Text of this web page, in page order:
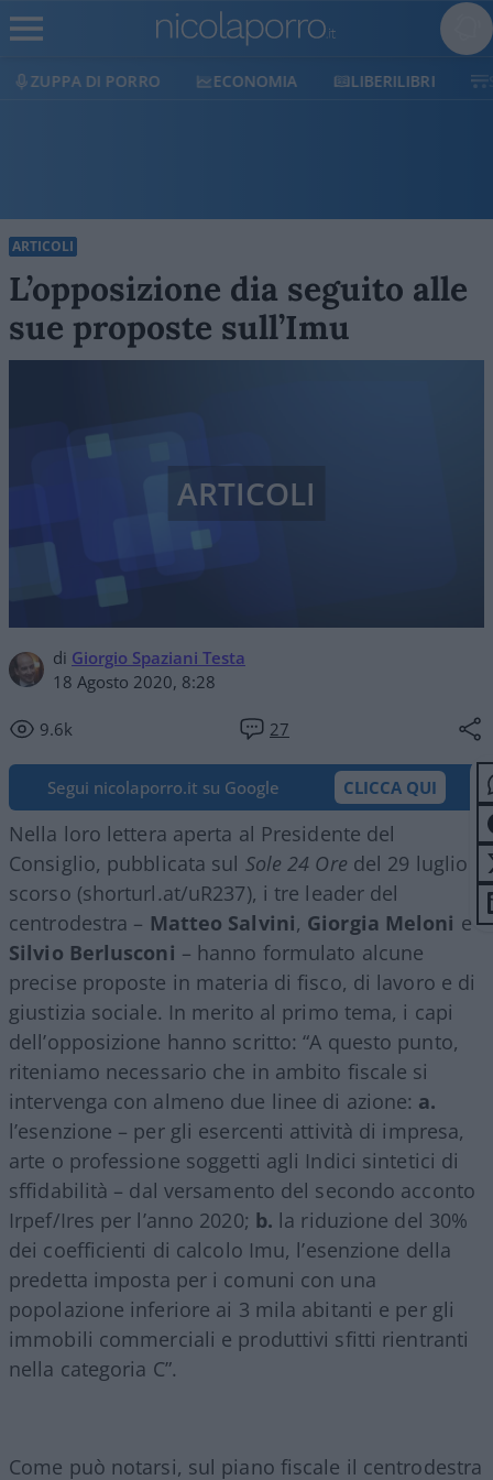
ECONOMIA LIBERILIBRI SHOP SOSTIENICI
ARTICOLI
L’opposizione dia seguito alle
sue proposte sull’Imu
di Giorgio Spaziani Testa
18 Agosto 2020, 8:28
9.6k 27
ARTICOLI
Segui nicolaporro.it su Google CLICCA QUI
Nella loro lettera aperta al Presidente del
Consiglio, pubblicata sul Sole 24 Ore del 29 luglio
scorso (shorturl.at/uR237), i tre leader del
centrodestra – Matteo Salvini, Giorgia Meloni e
Silvio Berlusconi – hanno formulato alcune
precise proposte in materia di fisco, di lavoro e di
giustizia sociale. In merito al primo tema, i capi
dell’opposizione hanno scritto: “A questo punto,
riteniamo necessario che in ambito fiscale si
intervenga con almeno due linee di azione: a.
l’esenzione – per gli esercenti attività di impresa,
arte o professione soggetti agli Indici sintetici di
sffidabilità – dal versamento del secondo acconto
Irpef/Ires per l’anno 2020; b. la riduzione del 30%
dei coefficienti di calcolo Imu, l’esenzione della
predetta imposta per i comuni con una
popolazione inferiore ai 3 mila abitanti e per gli
immobili commerciali e produttivi sfitti rientranti
nella categoria C”.
Come può notarsi, sul piano fiscale il centrodestra